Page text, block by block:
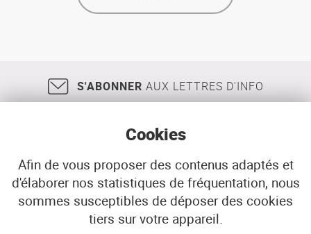
demande
S'ABONNER AUX LETTRES D'INFO
18, rue Jean Jaurès 29200 BREST
02 98 33 51 71
CONTACT
Cookies
Afin de vous proposer des contenus adaptés et
d'élaborer nos statistiques de fréquentation, nous
sommes susceptibles de déposer des cookies
tiers sur votre appareil.